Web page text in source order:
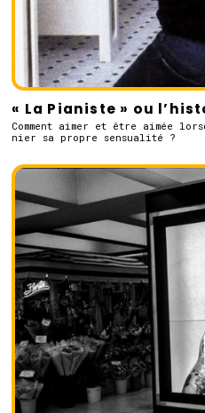
« La Pianiste » ou
Comment aimer et être aimée
nier sa propre sensualité ?